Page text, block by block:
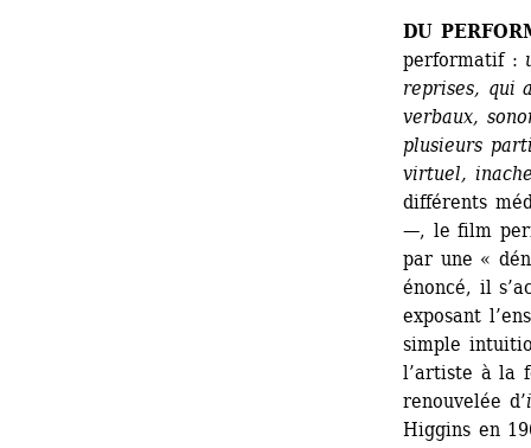
DU
performatif :
reprises, qui
verbaux,
plusieurs
virtuel,
différents
—, le film
par une «
énoncé, il
exposant
simple
l’artiste à la
renouvelée d’
Higgins en